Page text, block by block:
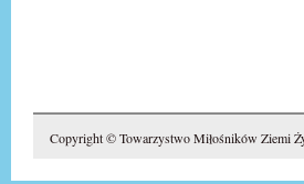
Copyright © Towarzystwo Miłośników Ziemi